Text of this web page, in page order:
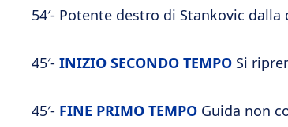
54′- Potente destro di Stankovic
45′- INIZIO SECONDO TEMPO Si
45′- FINE PRIMO TEMPO Guida non